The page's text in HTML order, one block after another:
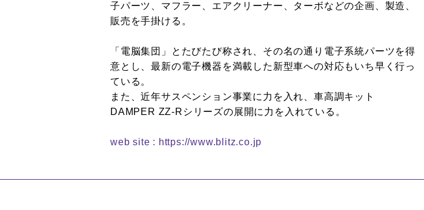
子パーツ、マフラー、エアクリーナー、ターボなどの企画、製造、
販売を手掛ける。
「電脳集団」とたびたび称され、その名の通り電子系統パーツを得
意とし、最新の電子機器を満載した新型車への対応もいち早く行っ
ている。
また、近年サスペンション事業に力を入れ、車高調キット
DAMPER ZZ-Rシリーズの展開に力を入れている。
web site : https://www.blitz.co.jp